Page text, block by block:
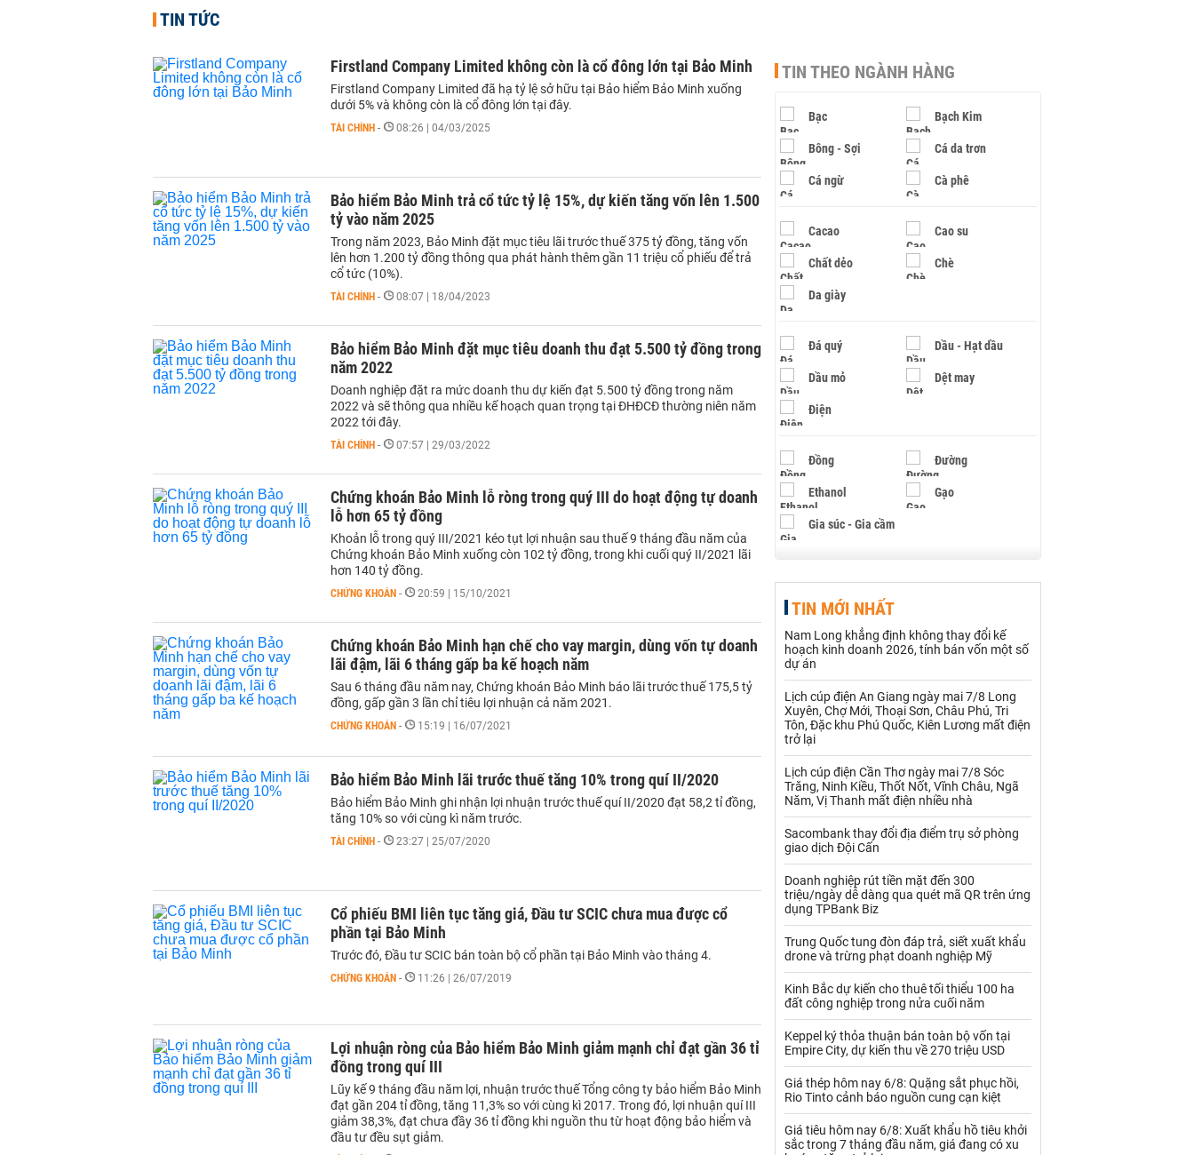
TIN TỨC
Firstland Company Limited không còn là cổ đông lớn tại Bảo Minh
Firstland Company Limited đã hạ tỷ lệ sở hữu tại Bảo hiểm Bảo Minh xuống
dưới 5% và không còn là cổ đông lớn tại đây.
TÀI CHÍNH - 08:26 | 04/03/2025
Bảo hiểm Bảo Minh trả cổ tức tỷ lệ 15%, dự kiến tăng vốn lên 1.500
tỷ vào năm 2025
Trong năm 2023, Bảo Minh đặt mục tiêu lãi trước thuế 375 tỷ đồng, tăng vốn
lên hơn 1.200 tỷ đồng thông qua phát hành thêm gần 11 triệu cổ phiếu để trả
cổ tức (10%).
TÀI CHÍNH - 08:07 | 18/04/2023
Bảo hiểm Bảo Minh đặt mục tiêu doanh thu đạt 5.500 tỷ đồng trong
năm 2022
Doanh nghiệp đặt ra mức doanh thu dự kiến đạt 5.500 tỷ đồng trong năm
2022 và sẽ thông qua nhiều kế hoạch quan trọng tại ĐHĐCĐ thường niên năm
2022 tới đây.
TÀI CHÍNH - 07:57 | 29/03/2022
Chứng khoán Bảo Minh lỗ ròng trong quý III do hoạt động tự doanh
lỗ hơn 65 tỷ đồng
Khoản lỗ trong quý III/2021 kéo tụt lợi nhuận sau thuế 9 tháng đầu năm của
Chứng khoán Bảo Minh xuống còn 102 tỷ đồng, trong khi cuối quý II/2021 lãi
hơn 140 tỷ đồng.
CHỨNG KHOÁN - 20:59 | 15/10/2021
Chứng khoán Bảo Minh hạn chế cho vay margin, dùng vốn tự doanh
lãi đậm, lãi 6 tháng gấp ba kế hoạch năm
Sau 6 tháng đầu năm nay, Chứng khoán Bảo Minh báo lãi trước thuế 175,5 tỷ
đồng, gấp gần 3 lần chỉ tiêu lợi nhuận cả năm 2021.
CHỨNG KHOÁN - 15:19 | 16/07/2021
Bảo hiểm Bảo Minh lãi trước thuế tăng 10% trong quí II/2020
Bảo hiểm Bảo Minh ghi nhận lợi nhuận trước thuế quí II/2020 đạt 58,2 tỉ đồng,
tăng 10% so với cùng kì năm trước.
TÀI CHÍNH - 23:27 | 25/07/2020
Cổ phiếu BMI liên tục tăng giá, Đầu tư SCIC chưa mua được cổ
phần tại Bảo Minh
Trước đó, Đầu tư SCIC bán toàn bộ cổ phần tại Bảo Minh vào tháng 4.
CHỨNG KHOÁN - 11:26 | 26/07/2019
Lợi nhuận ròng của Bảo hiểm Bảo Minh giảm mạnh chỉ đạt gần 36 tỉ
đồng trong quí III
Lũy kế 9 tháng đầu năm lợi, nhuận trước thuế Tổng công ty bảo hiểm Bảo Minh
đạt gần 204 tỉ đồng, tăng 11,3% so với cùng kì 2017. Trong đó, lợi nhuận quí III
giảm 38,3%, đạt chưa đầy 36 tỉ đồng khi nguồn thu từ hoạt động bảo hiểm và
đầu tư đều sụt giảm.
TIN THEO NGÀNH HÀNG
Bạc Bạch Kim
Bông - Sợi Cá da trơn
Cá ngừ Cà phê
Cacao Cao su
Chất dẻo Chè
Da giày
Đá quý Dầu - Hạt dầu
Dầu mỏ Dệt may
Điện
Đồng Đường
Ethanol Gạo
Gia súc - Gia cầm
Hạt điều
Khí đốt
Kim loại khác Mắc ca
Muối Ngũ cốc
Nhựa - Hạt nhựa
Palladium Phân bón
Rau - Củ -Quả Sắt thép
Sữa
Than
Thủy hải sản khác Tôm
Vàng
VLXD khác Xăng dầu
Xi măng - Clynker
TIN MỚI NHẤT
Nam Long khẳng định không thay đổi kế
hoạch kinh doanh 2026, tính bán vốn một số
dự án
Lịch cúp điện An Giang ngày mai 7/8 Long
Xuyên, Chợ Mới, Thoại Sơn, Châu Phú, Tri
Tôn, Đặc khu Phú Quốc, Kiên Lương mất điện
trở lại
Lịch cúp điện Cần Thơ ngày mai 7/8 Sóc
Trăng, Ninh Kiều, Thốt Nốt, Vĩnh Châu, Ngã
Năm, Vị Thanh mất điện nhiều nhà
Sacombank thay đổi địa điểm trụ sở phòng
giao dịch Đội Cấn
Doanh nghiệp rút tiền mặt đến 300
triệu/ngày dễ dàng qua quét mã QR trên ứng
dụng TPBank Biz
Trung Quốc tung đòn đáp trả, siết xuất khẩu
drone và trừng phạt doanh nghiệp Mỹ
Kinh Bắc dự kiến cho thuê tối thiểu 100 ha
đất công nghiệp trong nửa cuối năm
Keppel ký thỏa thuận bán toàn bộ vốn tại
Empire City, dự kiến thu về 270 triệu USD
Giá thép hôm nay 6/8: Quặng sắt phục hồi,
Rio Tinto cảnh báo nguồn cung cạn kiệt
Giá tiêu hôm nay 6/8: Xuất khẩu hồ tiêu khởi
sắc trong 7 tháng đầu năm, giá đang có xu